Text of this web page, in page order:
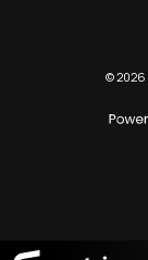
©2026